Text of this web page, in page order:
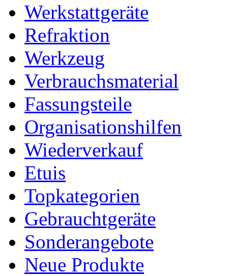
Werkstattgeräte
Refraktion
Werkzeug
Verbrauchsmaterial
Fassungsteile
Organisationshilfen
Wiederverkauf
Etuis
Topkategorien
Gebrauchtgeräte
Sonderangebote
Neue Produkte